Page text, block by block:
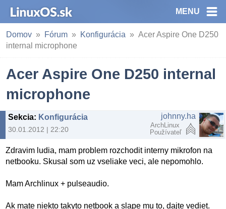
MENU
Domov Fórum Konfigurácia
Acer Aspire One D250
internal microphone
Acer Aspire One D250 internal
microphone
Sekcia: Konfigurácia
30.01.2012 | 22:20
johnny.ha
ArchLinux
Používateľ
Zdravim ludia, mam problem rozchodit interny mikrofon na
netbooku. Skusal som uz vseliake veci, ale nepomohlo.
Mam Archlinux + pulseaudio.
Ak mate niekto takyto netbook a slape mu to, dajte vediet.